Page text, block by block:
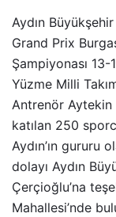
Aydın
Grand Prix
Şampiyonası
Yüzme Milli
Antrenör Aytekin
katılan 250
Aydın’ın gururu
dolayı Aydın
Çerçioğlu’na
Mahallesi’nde